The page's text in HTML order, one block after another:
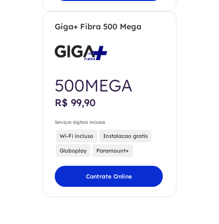
Giga+ Fibra 500 Mega
500MEGA
R$ 99,90
Serviços digitais inclusos
Wi-Fi incluso Instalacao gratis
Globoplay Paramount+
Contrate Online